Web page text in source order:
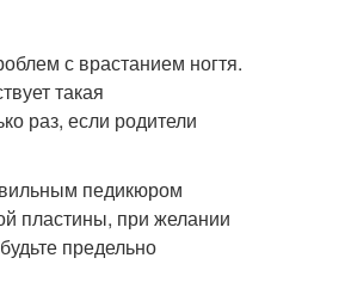
с врастанием ногтя.
такая
раз, если родители
педикюром
пластины, при желании
предельно